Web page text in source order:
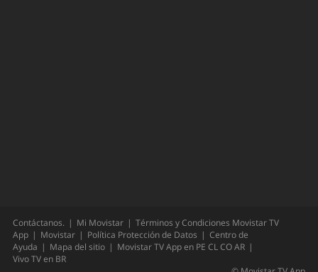
Contáctanos. Mi Movistar
Términos y Condiciones Movistar TV
App
Movistar Política Protección de Datos
Centro de
Ayuda
Mapa del sitio Movistar TV App en PE CLCOAR
Vivo TV en BR